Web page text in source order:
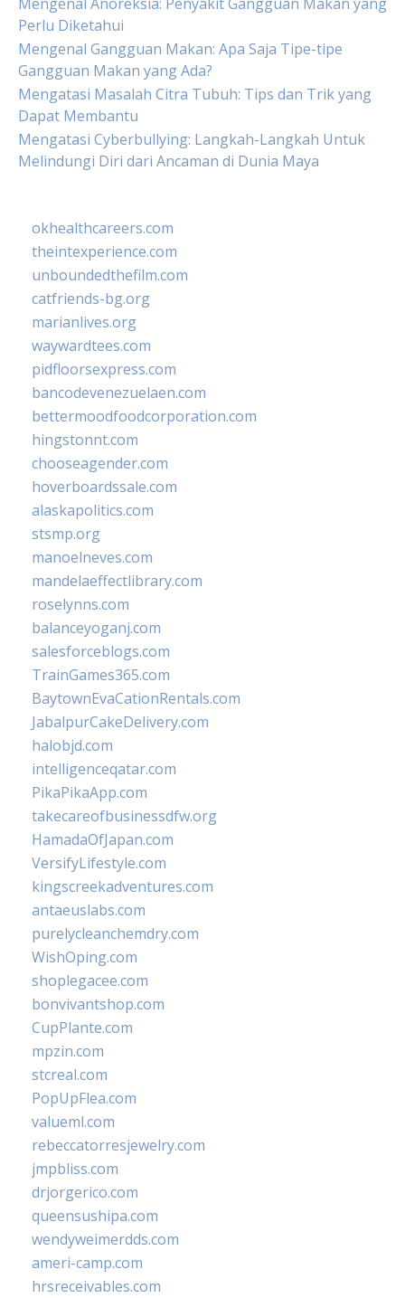
Perlu Diketahui
Mengenal Gangguan Makan: Apa Saja Tipe-tipe
Gangguan Makan yang Ada?
Mengatasi Masalah Citra Tubuh: Tips dan Trik yang
Dapat Membantu
Mengatasi Cyberbullying: Langkah-Langkah Untuk
Melindungi Diri dari Ancaman di Dunia Maya
okhealthcareers.com
theintexperience.com
unboundedthefilm.com
catfriends-bg.org
marianlives.org
waywardtees.com
pidfloorsexpress.com
bancodevenezuelaen.com
bettermoodfoodcorporation.com
hingstonnt.com
chooseagender.com
hoverboardssale.com
alaskapolitics.com
stsmp.org
manoelneves.com
mandelaeffectlibrary.com
roselynns.com
balanceyoganj.com
salesforceblogs.com
TrainGames365.com
BaytownEvaCationRentals.com
JabalpurCakeDelivery.com
halobjd.com
intelligenceqatar.com
PikaPikaApp.com
takecareofbusinessdfw.org
HamadaOfJapan.com
VersifyLifestyle.com
kingscreekadventures.com
antaeuslabs.com
purelycleanchemdry.com
WishOping.com
shoplegacee.com
bonvivantshop.com
CupPlante.com
mpzin.com
stcreal.com
PopUpFlea.com
valueml.com
rebeccatorresjewelry.com
jmpbliss.com
drjorgerico.com
queensushipa.com
wendyweimerdds.com
ameri-camp.com
hrsreceivables.com